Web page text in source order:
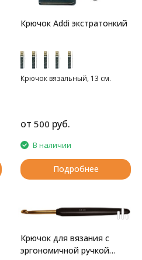
Крючок Addi экстратонкий
Крючок вязальный, 13 см.
от 500 руб.
В наличии
Подробнее
Крючок для вязания с
эргономичной ручкой